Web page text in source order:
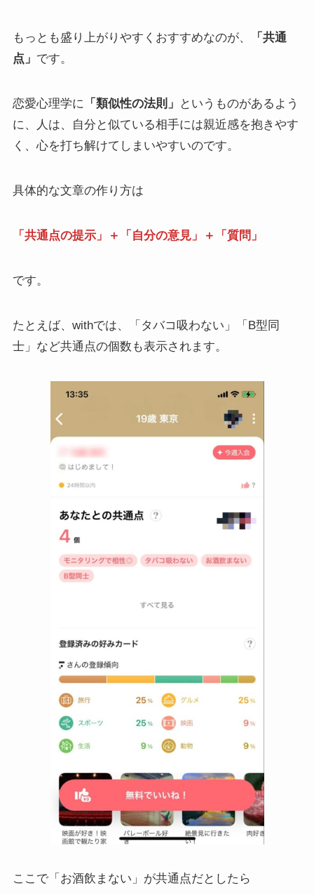
もっとも盛り上がりやすくおすすめなのが、
「共通
点」 です。
恋愛心理学に 「類似性の法則」
というものがあるよう
に、人は、自分と似ている相手には親近感を抱きやす
く、心を打ち解けてしまいやすいのです。
具体的な文章の作り方は
「共通点の提示」＋「自分の意見」＋「質問」
です。
たとえば、withでは、「タバコ吸わない」「B型同
士」など共通点の個数も表示されます。
ここで「お酒飲まない」が共通点だとしたら